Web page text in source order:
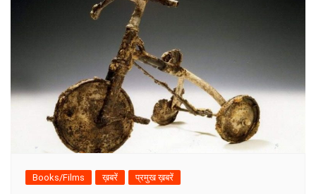
Books/Films ख़बरें प्रमुख ख़बरें